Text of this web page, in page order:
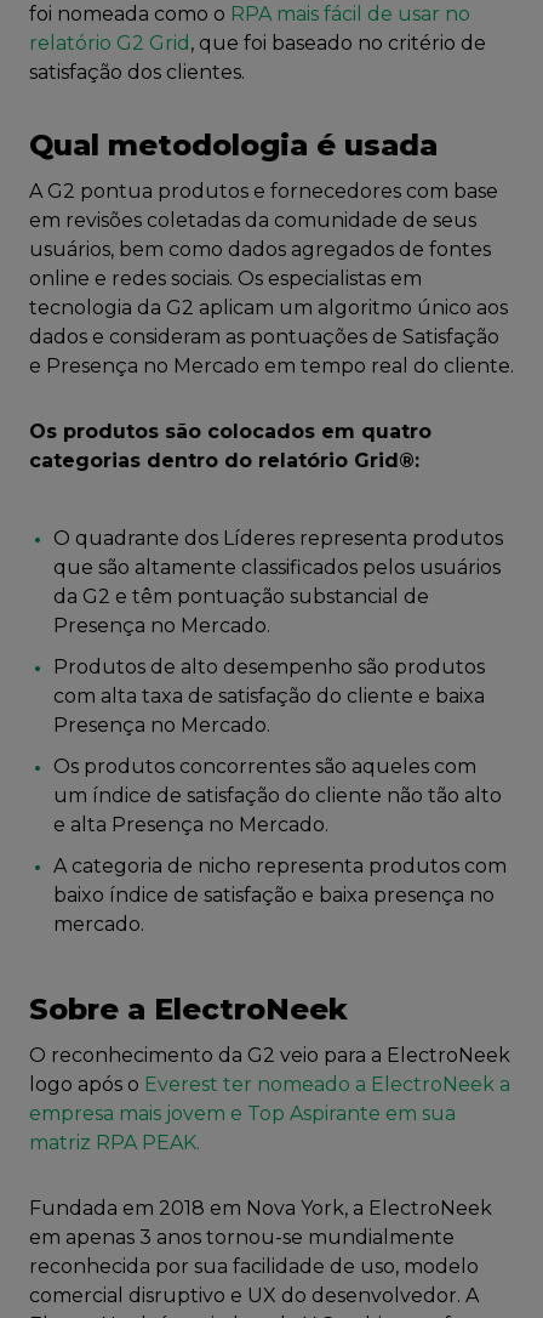
foi nomeada como o RPA mais fácil de usar no
relatório G2 Grid , que foi baseado no critério de
satisfação dos clientes.
Qual metodologia é usada
A G2 pontua produtos e fornecedores com base
em revisões coletadas da comunidade de seus
usuários, bem como dados agregados de fontes
online e redes sociais. Os especialistas em
tecnologia da G2 aplicam um algoritmo único aos
dados e consideram as pontuações de Satisfação
e Presença no Mercado em tempo real do cliente.
Os produtos são colocados em quatro
categorias dentro do relatório Grid®:
O quadrante dos Líderes representa produtos
que são altamente classificados pelos usuários
da G2 e têm pontuação substancial de
Presença no Mercado.
Produtos de alto desempenho são produtos
com alta taxa de satisfação do cliente e baixa
Presença no Mercado.
Os produtos concorrentes são aqueles com
um índice de satisfação do cliente não tão alto
e alta Presença no Mercado.
A categoria de nicho representa produtos com
baixo índice de satisfação e baixa presença no
mercado.
Sobre a ElectroNeek
O reconhecimento da G2 veio para a ElectroNeek
logo após o Everest ter nomeado a ElectroNeek a
empresa mais jovem e Top Aspirante em sua
matriz RPA PEAK.
Fundada em 2018 em Nova York, a ElectroNeek
em apenas 3 anos tornou-se mundialmente
reconhecida por sua facilidade de uso, modelo
comercial disruptivo e UX do desenvolvedor. A